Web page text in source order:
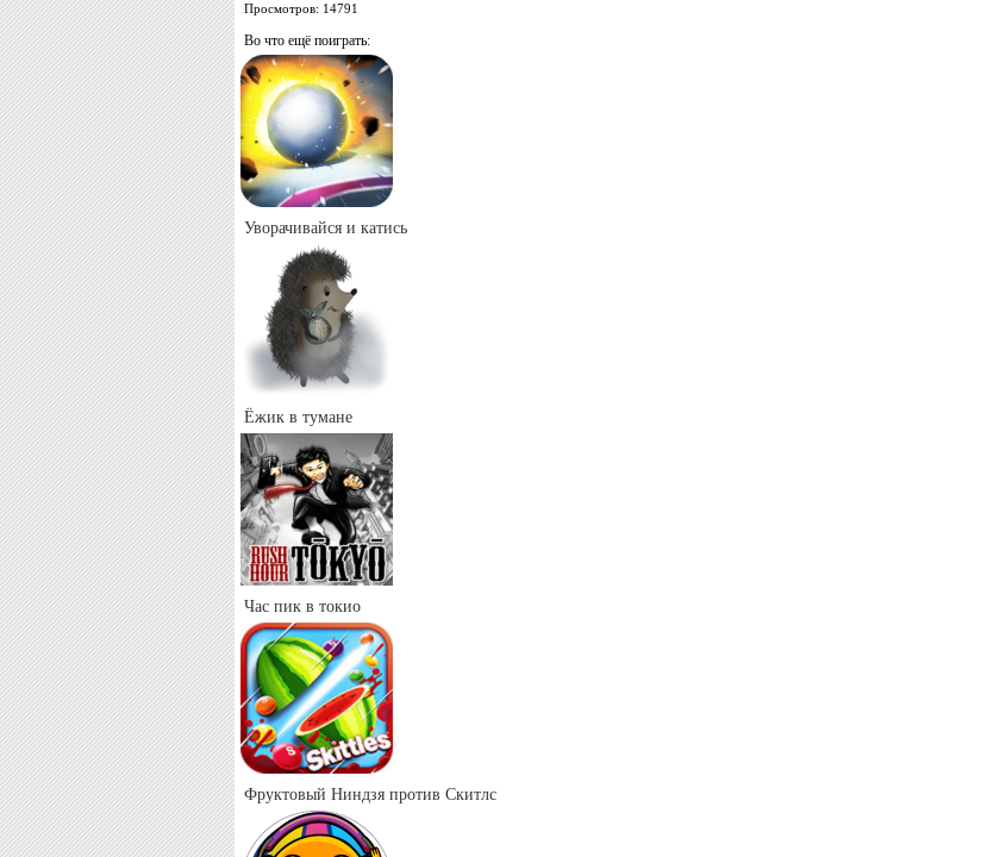
Просмотров: 14791
Во что ещё поиграть:
Уворачивайся и катись
Ёжик в тумане
Час пик в токио
Фруктовый Ниндзя против Скитлс